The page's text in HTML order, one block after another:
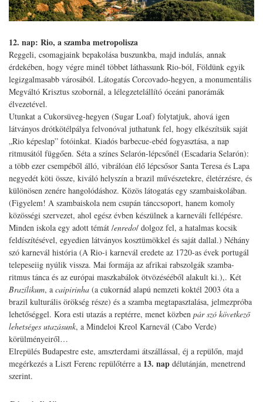
12. nap: Rio, a szamba metropolisza
Reggeli, csomagjaink bepakolása buszunkba, majd indulás, annak
érdekében, hogy végre minél többet láthassunk Rio-ból, Földünk egyik
legizgalmasabb városából. Látogatás Corcovado-hegyen, a monumentális
Megváltó Krisztus szobornál, a lélegzetelállító óceáni panorámák
élvezetével.
Utunkat a Cukorsüveg-hegyen (Sugar Loaf) folytatjuk, ahová igen
látványos drótkötélpálya felvonóval juthatunk fel, hogy elkészítsük saját
„Rio képeslap” fotóinkat. Kiadós barbecue-ebéd fogyasztása, a nap
ritmusától függően. Séta a színes Selarón-lépcsőnél (Escadaria Selarón):
a több ezer csempéből álló, vibrálóan élő lépcsősor Santa Teresa és Lapa
negyedét köti össze, kiváló helyszín a brazil művészetekre, életérzésre, és
különösen zenére hangolódáshoz. Közös látogatás egy szambaiskolában.
(Figyelem! A szambaiskola nem csupán tánccsoport, hanem komoly
közösségi szervezet, ahol egész évben készülnek a karneváli fellépésre.
Minden iskola egy adott témát /enredo/ dolgoz fel, a hatalmas kocsik
feldíszítésével, egyedien látványos kosztümökkel és saját dallal.) Néhány
szó karnevál história (A Rio-i karnevál eredete az 1720-as évek portugál
telepeseiig nyúlik vissza. Mai formája az afrikai rabszolgák szamba-
ritmus tánca és az európai maszkabálok ötvözésééből alakult ki.),. Két
Brazílikum, a caipirinha (a cukornád alapú nemzeti koktél 2003 óta a
brazil kulturális örökség része) és a szamba megtapasztalása, jelmezpróba
lehetőséggel. Kora esti utazás a reptérre, menet közben pár szó következő
lehetséges utazásunk, a Mindeloi Kreol Karnevál (Cabo Verde)
körülményeiről…
Elrepülés Budapestre este, amszterdami átszállással, éj a repülőn, majd
megérkezés a Liszt Ferenc repülőtérre a 13. nap délutánján, menetrend
szerint.